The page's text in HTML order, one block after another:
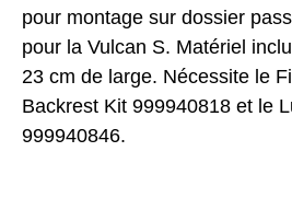
pour montage sur dossier
pour la Vulcan S. Matériel
23 cm de large. Nécessite le
Backrest Kit 999940818 et le
999940846.